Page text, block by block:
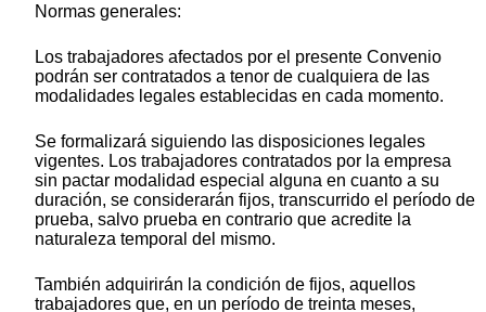
Normas generales:
Los trabajadores afectados por el presente Convenio
podrán ser contratados a tenor de cualquiera de las
modalidades legales establecidas en cada momento.
Se formalizará siguiendo las disposiciones legales
vigentes. Los trabajadores contratados por la empresa
sin pactar modalidad especial alguna en cuanto a su
duración, se considerarán fijos, transcurrido el período de
prueba, salvo prueba en contrario que acredite la
naturaleza temporal del mismo.
También adquirirán la condición de fijos, aquellos
trabajadores que, en un período de treinta meses,